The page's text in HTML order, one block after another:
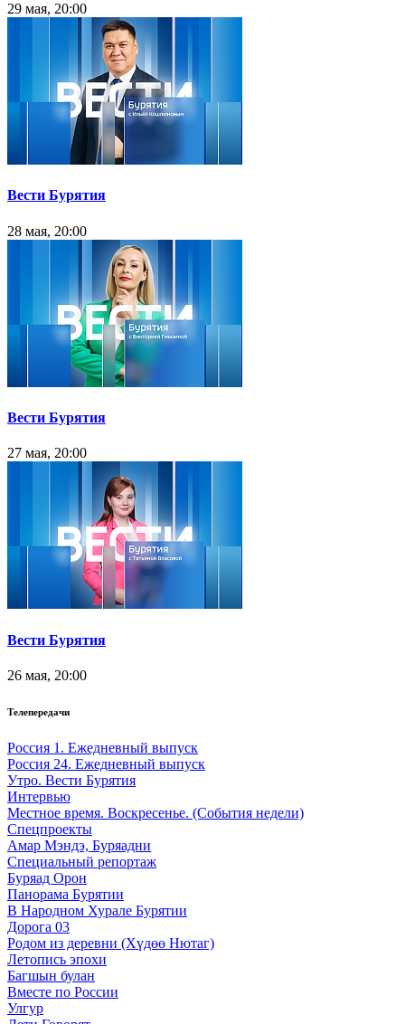
29 мая, 20:00
Вести Бурятия
28 мая, 20:00
Вести Бурятия
27 мая, 20:00
Вести Бурятия
26 мая, 20:00
Телепередачи
Россия 1. Ежедневный выпуск
Россия 24. Ежедневный выпуск
Утро. Вести Бурятия
Интервью
Местное время. Воскресенье. (События недели)
Спецпроекты
Амар Мэндэ, Буряадни
Специальный репортаж
Буряад Орон
Панорама Бурятии
В Народном Хурале Бурятии
Дорога 03
Родом из деревни (Хүдөө Нютаг)
Летопись эпохи
Багшын булан
Вместе по России
Улгур